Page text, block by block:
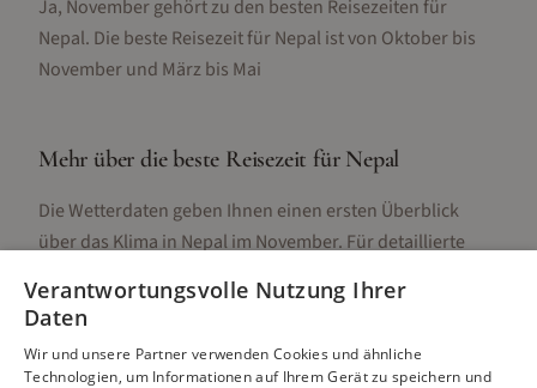
Ja, November gehört zu den besten Reisezeiten für
Nepal. Die beste Reisezeit für Nepal ist von Oktober bis
November und März bis Mai
Mehr über die beste Reisezeit für Nepal
Die Wetterdaten geben Ihnen einen ersten Überblick
über das Klima in Nepalim November. Für detaillierte
Unterschieden, Aktivitäten und Reisetipps besuchen Sie
Verantwortungsvolle Nutzung Ihrer
Daten
Wir und unsere Partner verwenden Cookies und ähnliche
Technologien, um Informationen auf Ihrem Gerät zu speichern und